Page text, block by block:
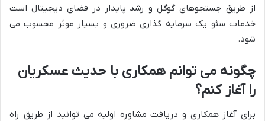
از طریق جستجوهای گوگل و رشد پایدار در فضای دیجیتال است
خدمات سئو یک سرمایه گذاری ضروری و بسیار موثر محسوب می
شود.
چگونه می توانم همکاری با حدیث عسکریان
را آغاز کنم؟
برای آغاز همکاری و دریافت مشاوره اولیه می توانید از طریق راه